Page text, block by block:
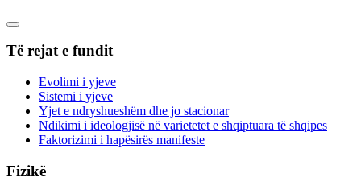
Të rejat e fundit
Evolimi i yjeve
Sistemi i yjeve
Yjet e ndryshueshëm dhe jo stacionar
Ndikimi i ideologjisë në varietetet e shqiptuara të shqipes
Faktorizimi i hapësirës manifeste
Fizikë